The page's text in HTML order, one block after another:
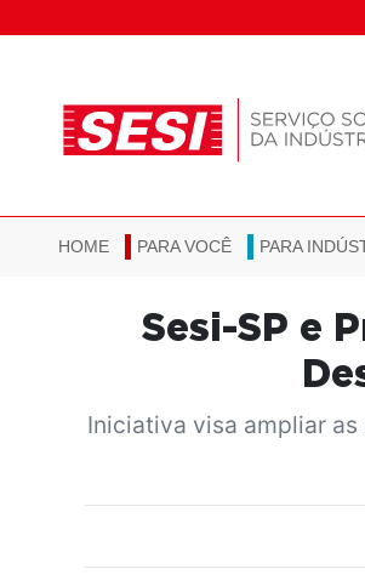
HOME PARA VOCÊ PARA
Sesi-SP e
Iniciativa visa ampliar